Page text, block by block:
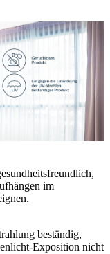
im
beständig,
Exposition nicht